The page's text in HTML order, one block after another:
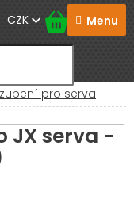
CZK
pro serva
JX serva -